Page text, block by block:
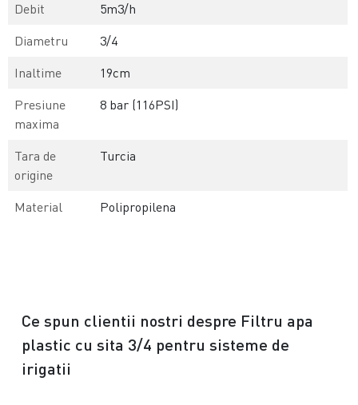
Debit
5m3/h
Diametru
3/4
Inaltime
19cm
Presiune
maxima
8 bar (116PSI)
Tara de
origine
Turcia
Material Polipropilena
Ce spun clientii nostri despre Filtru apa
plastic cu sita 3/4 pentru sisteme de
irigatii